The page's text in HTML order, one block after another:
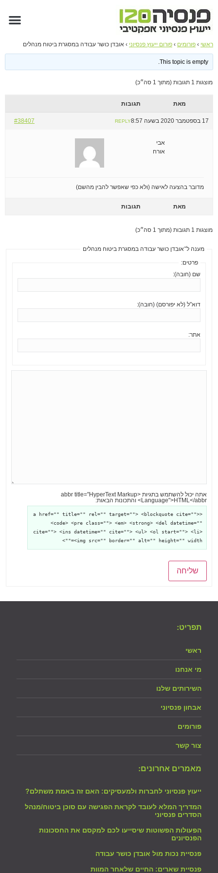
ראשי › פורומים › פורום ייעוץ פנסיוני › אובדן כושר עבודה במסגרת ביטוח מנהלים
This topic is empty.
מוצגות 1 תגובות (מתוך 1 סה״כ)
מאת תגובות
17 בספטמבר 2020 בשעה 8:57 #38407 REPLY
אבי
אורח
מדובר בהצעה לאישה (ולא כפי שאפשר להבין מהשם)
מאת תגובות
מוצגות 1 תגובות (מתוך 1 סה״כ)
מענה ל־אובדן כושר עבודה במסגרת ביטוח מנהלים
פרטים:
שם (חובה):
דוא"ל (לא יפורסם) (חובה):
אתר:
אתה יכול להשתמש בתגיות <abbr title="HyperText Markup
Language">HTML</abbr> והתכונות הבאות:
<a href="" title="" rel="" target=""> <blockquote cite="">
<code> <pre class=""> <em> <strong> <del datetime=""
cite=""> <ins datetime="" cite=""> <ul> <ol start=""> <li>
<img src="" border="" alt="" height="" width="">
שליחה
תפריט:
ראשי
מי אנחנו
השירותים שלנו
אבחון פנסיוני
פורומים
צור קשר
מאמרים אחרונים:
ייעוץ פנסיוני לחברות ולמעסיקים: האם זה באמת משתלם?
המדריך המלא לעובד לקראת הפגישה עם סוכן ביטוח/מנהל
הסדרים פנסיוני
הפעולות הפשוטות שיסייעו לכם למקסם את החסכונות
הפנסיונים
פנסיית נכות מול אובדן כושר עבודה
פנסיית שארים: החיים שלאחר המוות